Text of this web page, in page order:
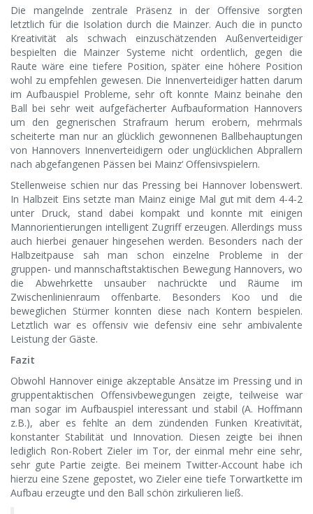
Die mangelnde zentrale Präsenz in der Offensive sorgten
letztlich für die Isolation durch die Mainzer. Auch die in puncto
Kreativität als schwach einzuschätzenden Außenverteidiger
bespielten die Mainzer Systeme nicht ordentlich, gegen die
Raute wäre eine tiefere Position, später eine höhere Position
wohl zu empfehlen gewesen. Die Innenverteidiger hatten darum
im Aufbauspiel Probleme, sehr oft konnte Mainz beinahe den
Ball bei sehr weit aufgefächerter Aufbauformation Hannovers
um den gegnerischen Strafraum herum erobern, mehrmals
scheiterte man nur an glücklich gewonnenen Ballbehauptungen
von Hannovers Innenverteidigern oder unglücklichen Abprallern
nach abgefangenen Pässen bei Mainz‘ Offensivspielern.
Stellenweise schien nur das Pressing bei Hannover lobenswert.
In Halbzeit Eins setzte man Mainz einige Mal gut mit dem 4-4-2
unter Druck, stand dabei kompakt und konnte mit einigen
Mannorientierungen intelligent Zugriff erzeugen. Allerdings muss
auch hierbei genauer hingesehen werden. Besonders nach der
Halbzeitpause sah man schon einzelne Probleme in der
gruppen- und mannschaftstaktischen Bewegung Hannovers, wo
die Abwehrkette unsauber nachrückte und Räume im
Zwischenlinienraum offenbarte. Besonders Koo und die
beweglichen Stürmer konnten diese nach Kontern bespielen.
Letztlich war es offensiv wie defensiv eine sehr ambivalente
Leistung der Gäste.
Fazit
Obwohl Hannover einige akzeptable Ansätze im Pressing und in
gruppentaktischen Offensivbewegungen zeigte, teilweise war
man sogar im Aufbauspiel interessant und stabil (A. Hoffmann
z.B.), aber es fehlte an dem zündenden Funken Kreativität,
konstanter Stabilität und Innovation. Diesen zeigte bei ihnen
lediglich Ron-Robert Zieler im Tor, der einmal mehr eine sehr,
sehr gute Partie zeigte. Bei meinem Twitter-Account habe ich
hierzu eine Szene gepostet, wo Zieler eine tiefe Torwartkette im
Aufbau erzeugte und den Ball schön zirkulieren ließ.